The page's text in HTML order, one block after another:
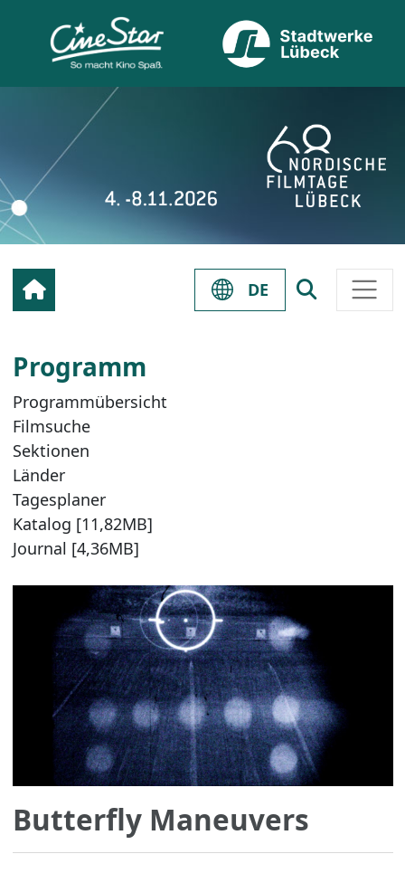
DE
Programm
Programmübersicht
Filmsuche
Sektionen
Länder
Tagesplaner
Katalog [11,82MB]
Journal [4,36MB]
Butterfly Maneuvers